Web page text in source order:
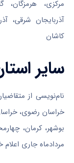
مرکزی، هرمزگان،
آذربایجان شرقی،
کاشان
سایر
نام‌نویسی از
خراسان رضوی،
بوشهر، کرمان،
مردادماه جاری